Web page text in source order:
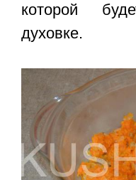
которой
духовке.